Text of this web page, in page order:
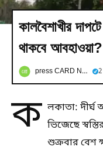
কালবৈশাখীর
থাকবে আবহাওয়া?
press CARD NEWS
ক লকাতা: দীর্ঘ
ভিজেছে
শুক্রবার বেশ